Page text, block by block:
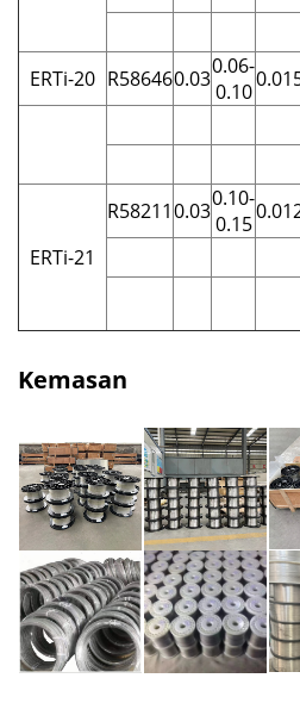
ERTi-20 R586460.030.06-
0.10
ERTi-21
R582110.030.10-
0.15
Kemasan